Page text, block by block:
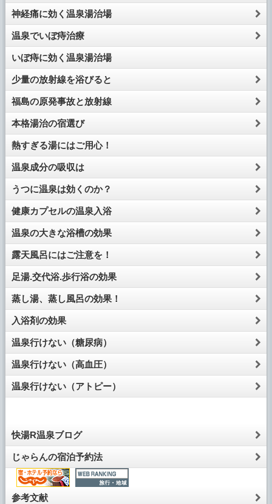
神経痛に効く温泉湯治場
温泉でいぼ痔治療
いぼ痔に効く温泉湯治場
少量の放射線を浴びると
福島の原発事故と放射線
本格湯治の宿選び
熱すぎる湯にはご用心！
温泉成分の吸収は
うつに温泉は効くのか？
健康カプセルの温泉入浴
温泉の大きな浴槽の効果
露天風呂にはご注意を！
足湯.交代浴.歩行浴の効果
蒸し湯、蒸し風呂の効果！
入浴剤の効果
温泉行けない（糖尿病）
温泉行けない（高血圧）
温泉行けない（アトピー）
快湯R温泉ブログ
じゃらんの宿泊予約法
参考文献